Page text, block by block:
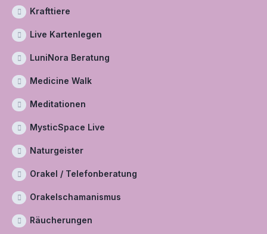
Krafttiere
Live Kartenlegen
LuniNora Beratung
Medicine Walk
Meditationen
MysticSpace Live
Naturgeister
Orakel / Telefonberatung
Orakelschamanismus
Räucherungen